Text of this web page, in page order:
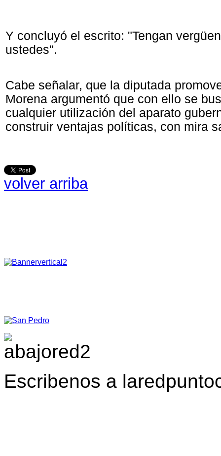
Y concluyó el escrito: "Tengan
ustedes".
Cabe señalar, que la diputada
Morena argumentó que con ello se
cualquier utilización del aparato
construir ventajas políticas, con mira
volver arriba
Escribenos a